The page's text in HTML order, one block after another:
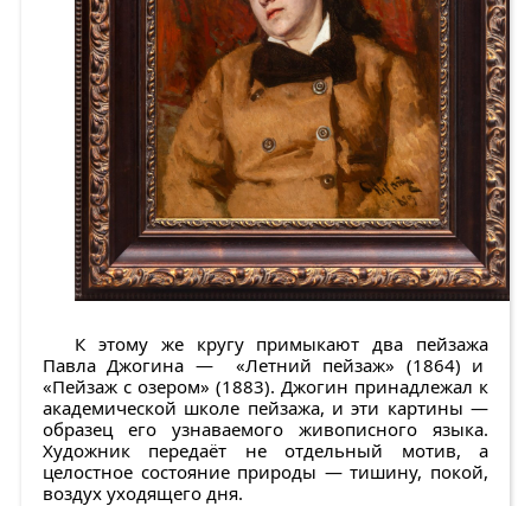
К этому же кругу примыкают два пейзажа
Павла Джогина — «Летний пейзаж» (1864) и
«Пейзаж с озером» (1883). Джогин принадлежал к
академической школе пейзажа, и эти картины —
образец его узнаваемого живописного языка.
Художник передаёт не отдельный мотив, а
целостное состояние природы — тишину, покой,
воздух уходящего дня.